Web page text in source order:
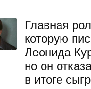
Главная
которую
Леонида
но он
в итоге